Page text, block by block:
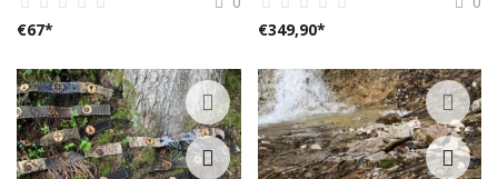
€67*
€349,90*